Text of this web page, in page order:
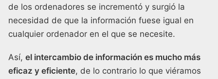
de los ordenadores se incrementó y surgió la
necesidad de que la información fuese igual en
cualquier ordenador en el que se necesite.
Así, el intercambio de información es mucho más
eficaz y eficiente, de lo contrario lo que viéramos